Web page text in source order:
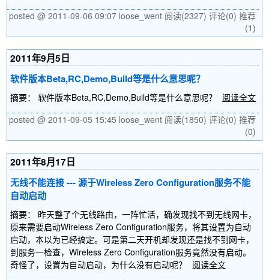
posted @ 2011-09-06 09:07 loose_went 阅读(2327) 评论(0) 推荐
(1)
2011年9月5日
软件版本Beta,RC,Demo,Build等是什么意思呢？
摘要： 软件版本Beta,RC,Demo,Build等是什么意思呢？
阅读全文
posted @ 2011-09-05 15:45 loose_went 阅读(1850) 评论(0) 推荐
(0)
2011年8月17日
无线不能连接 --- 源于Wireless Zero Configuration服务不能
自动启动
摘要： 昨天整了个无线路由，一阵忙活，确发现找不到无线网卡，
原来需要启动Wireless Zero Configuration服务，将其设置为自动
启动，本以为已经搞定。可是第二天开机却发现还是找不到网卡，
到服务一检查，Wireless Zero Configuration服务竟然没有启动。
奇怪了，设置为自动启动，为什么没有启动呢？
阅读全文